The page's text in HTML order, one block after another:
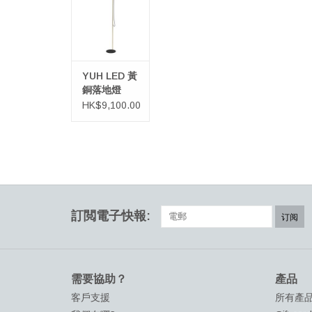
YUH LED 黃
銅落地燈
HK$9,100.00
訂閲電子快報: 订阅
需要協助？
客戶支援
產品
所有產